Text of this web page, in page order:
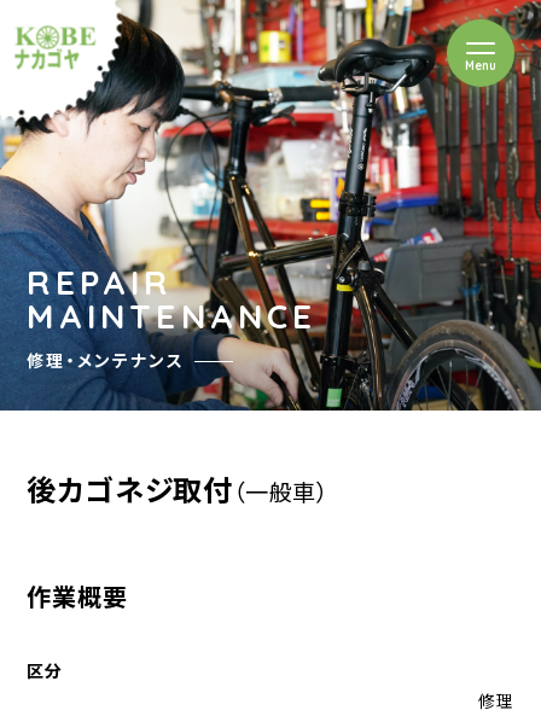
ルショップナカゴヤ
Menuを開閉
REPAIR
MAINTENANCE
修理・メンテナンス
後カゴネジ取付 （一般車）
作業概要
区分
修理